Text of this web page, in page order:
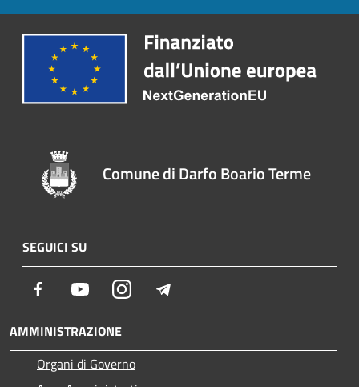
Comune di Darfo Boario Terme
SEGUICI SU
Facebook YoutubeInstagram
AMMINISTRAZIONE
Organi di Governo